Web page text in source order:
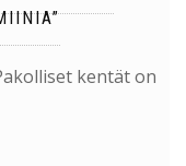
kentät on